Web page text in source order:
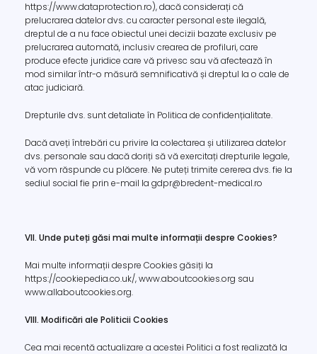
https://www.dataprotection.ro), dacă considerați că
prelucrarea datelor dvs. cu caracter personal este ilegală,
dreptul de a nu face obiectul unei decizii bazate exclusiv pe
prelucrarea automată, inclusiv crearea de profiluri, care
produce efecte juridice care vă privesc sau vă afectează în
mod similar într-o măsură semnificativă și dreptul la o cale de
atac judiciară.
Drepturile dvs. sunt detaliate în Politica de confidențialitate.
Dacă aveți întrebări cu privire la colectarea și utilizarea datelor
dvs. personale sau dacă doriți să vă exercitați drepturile legale,
vă vom răspunde cu plăcere. Ne puteți trimite cererea dvs. fie la
sediul social fie prin e-mail la gdpr@bredent-medical.ro
VII. Unde puteți găsi mai multe informații despre Cookies?
Mai multe informații despre Cookies găsiți la
https://cookiepedia.co.uk/, www.aboutcookies.org sau
www.allaboutcookies.org.
VIII. Modificări ale Politicii Cookies
Cea mai recentă actualizare a acestei Politici a fost realizată la